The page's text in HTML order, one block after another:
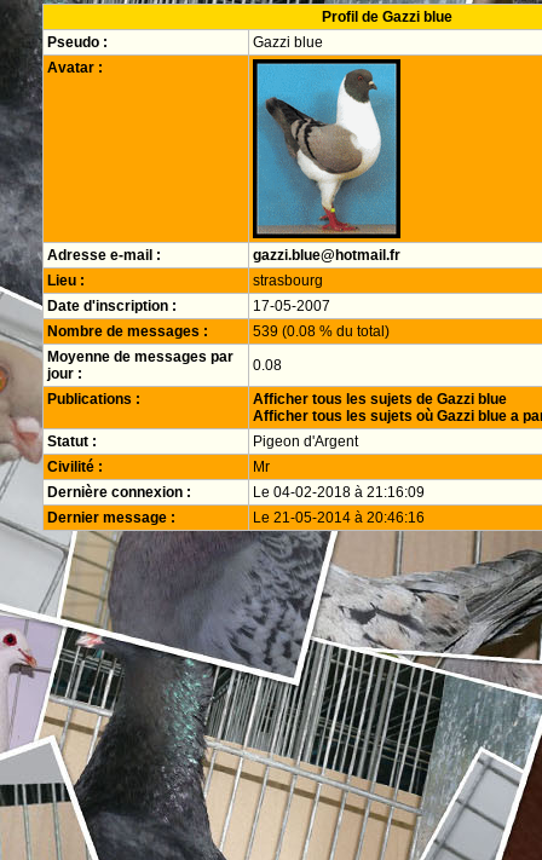
Profil de Gazzi blue
Pseudo :
Gazzi blue
Avatar :
Adresse e-mail :
gazzi.blue@hotmail.fr
Lieu :
strasbourg
Date d'inscription :
17-05-2007
Nombre de messages :
539 (0.08 % du total)
Moyenne de messages par
jour :
0.08
Publications :
Afficher tous les sujets de Gazzi blue
Afficher tous les sujets où Gazzi blue a
Statut :
Pigeon d'Argent
Civilité :
Mr
Dernière connexion :
Le 04-02-2018 à 21:16:09
Dernier message :
Le 21-05-2014 à 20:46:16